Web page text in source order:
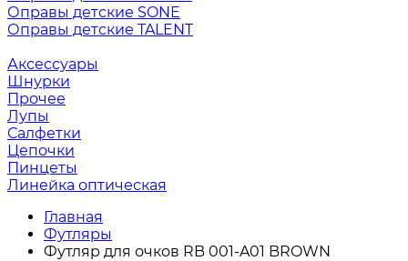
Оправы детские SONE
Оправы детские TALENT
Аксессуары
Шнурки
Прочее
Лупы
Салфетки
Цепочки
Пинцеты
Линейка оптическая
Главная
Футляры
Футляр для очков RB 001-A01 BROWN